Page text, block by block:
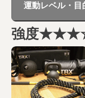
強度
美容
LES MILLS
WORKOUTS
ヨガ
運動レベル・目
強度★☆☆☆☆
強度★★★☆☆
難度▲▲△△△